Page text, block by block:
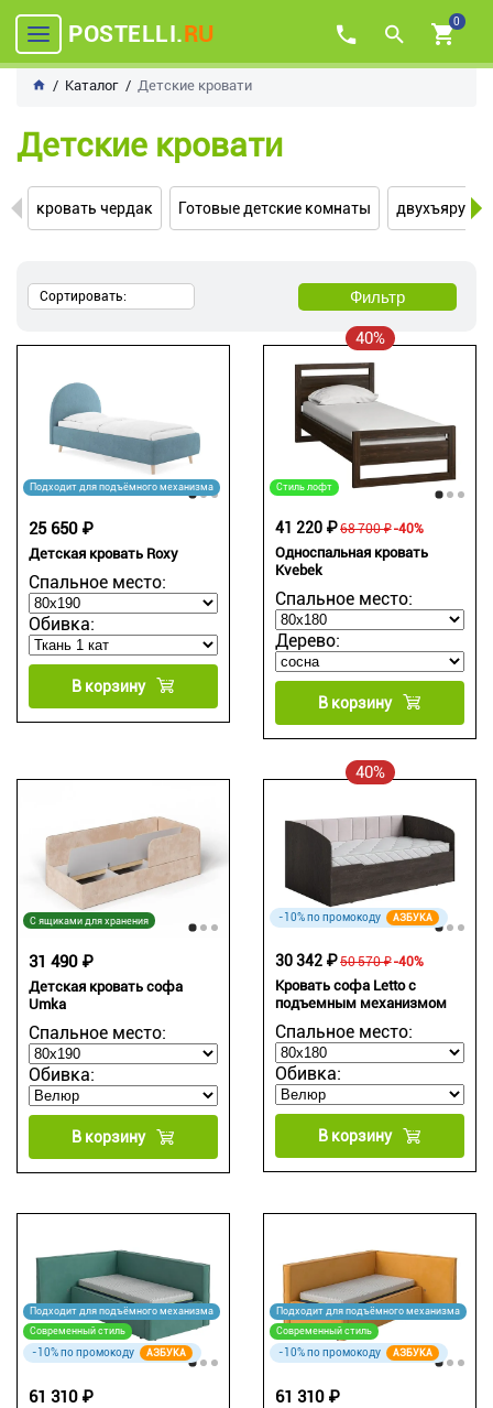
POSTELLI.RU 0
Каталог Детские кровати
Детские кровати
кровать чердак Готовые детские комнаты
Сортировать: Фильтр
Подходит для подъёмного механизма
Детская кровать Roxy
Спальное место:
Обивка:
25 650 ₽
В корзину
40%
Стиль лофт
Односпальная кровать
Kvebek
Спальное место:
Дерево:
68 700 ₽
41 220 ₽ -40%
В корзину
С ящиками для хранения
Детская кровать софа
Umka
Спальное место:
Обивка:
31 490 ₽
В корзину
40%
-10% по промокоду АЗБУКА
Кровать софа Letto с
подъемным механизмом
Спальное место:
Обивка:
50 570 ₽
30 342 ₽ -40%
В корзину
Подходит для подъёмного механизма
Современный стиль
-10% по промокоду АЗБУКА
61 310 ₽
Подходит для подъёмного механизма
Современный стиль
-10% по промокоду АЗБУКА
61 310 ₽